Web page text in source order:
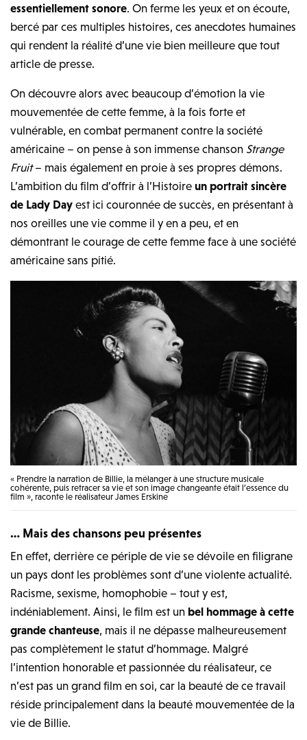
essentiellement sonore. On ferme les yeux et on écoute,
bercé par ces multiples histoires, ces anecdotes humaines
qui rendent la réalité d’une vie bien meilleure que tout
article de presse.
On découvre alors avec beaucoup d’émotion la vie
mouvementée de cette femme, à la fois forte et
vulnérable, en combat permanent contre la société
américaine – on pense à son immense chanson Strange
Fruit– mais également en proie à ses propres démons.
L’ambition du film d’offrir à l’Histoire un portrait sincère
de Lady Day est ici couronnée de succès, en présentant à
nos oreilles une vie comme il y en a peu, et en
démontrant le courage de cette femme face à une société
américaine sans pitié.
« Prendre la narration de Billie, la mélanger à une structure musicale
cohérente, puis retracer sa vie et son image changeante était l’essence du
film », raconte le réalisateur James Erskine
… Mais des chansons peu présentes
En effet, derrière ce périple de vie se dévoile en filigrane
un pays dont les problèmes sont d’une violente actualité.
Racisme, sexisme, homophobie – tout y est,
indéniablement. Ainsi, le film est un bel hommage à cette
grande chanteuse, mais il ne dépasse malheureusement
pas complètement le statut d’hommage. Malgré
l’intention honorable et passionnée du réalisateur, ce
n’est pas un grand film en soi, car la beauté de ce travail
réside principalement dans la beauté mouvementée de la
vie de Billie.